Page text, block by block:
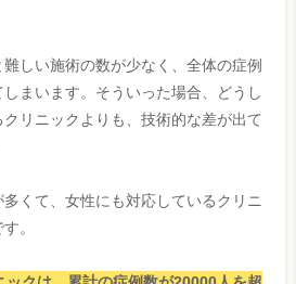
しい施術の数が少なく、全体の症例
まいます。そういった場合、どうし
リニックよりも、技術的な差が出て
くて、女性にも対応しているクリニ
。